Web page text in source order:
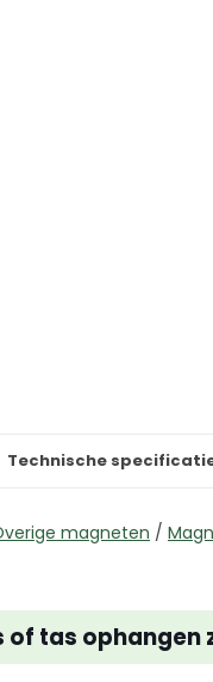
Technische
magneten /
of tas ophangen